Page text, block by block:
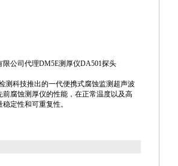
公司代理DM5E测厚仪DA501探头
测科技推出的一代便携式腐蚀监测超声波
腐蚀测厚仪的性能，在正常温度以及高
定性和可重复性。